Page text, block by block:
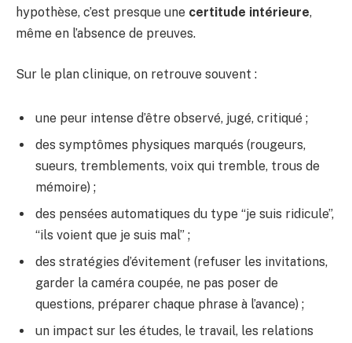
hypothèse, c’est presque une certitude intérieure,
même en l’absence de preuves.
Sur le plan clinique, on retrouve souvent :
une peur intense d’être observé, jugé, critiqué ;
des symptômes physiques marqués (rougeurs,
sueurs, tremblements, voix qui tremble, trous de
mémoire) ;
des pensées automatiques du type “je suis ridicule”,
“ils voient que je suis mal” ;
des stratégies d’évitement (refuser les invitations,
garder la caméra coupée, ne pas poser de
questions, préparer chaque phrase à l’avance) ;
un impact sur les études, le travail, les relations